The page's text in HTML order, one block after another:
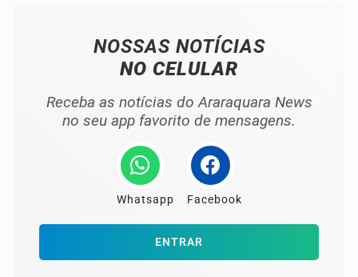
NOSSAS NOTÍCIAS
NO CELULAR
Receba as notícias do Araraquara News
no seu app favorito de mensagens.
Whatsapp Facebook
ENTRAR